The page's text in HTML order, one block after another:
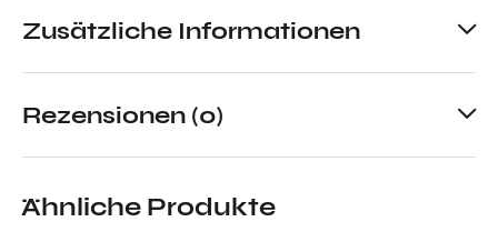
Zusätzliche Informationen
Rezensionen (0)
Ähnliche Produkte